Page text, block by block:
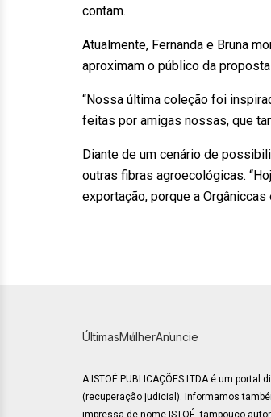
contam.
Atualmente, Fernanda e Bruna
aproximam o público da
“Nossa última coleção foi
feitas por amigas nossas, que
Diante de um cenário de
outras fibras agroecológicas.
exportação, porque a
ÚltimasMulherAnuncie
A ISTOÉ PUBLICAÇÕES LTDA é um
(recuperação judicial). Informamos
impressa de nome ISTOÉ, tampouco